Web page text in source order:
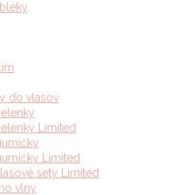
do vlasov
Limited
Limited
sety Limited
vlny